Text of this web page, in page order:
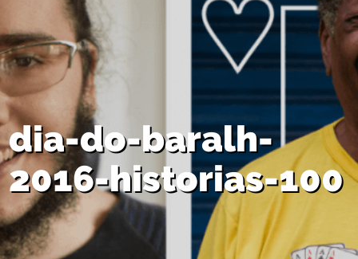
dia-do-baralh-
2016-historias-100